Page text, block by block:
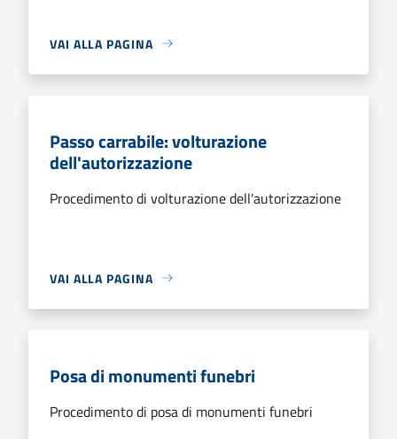
VAI ALLA PAGINA
Passo carrabile: volturazione
dell'autorizzazione
Procedimento di volturazione dell'autorizzazione
VAI ALLA PAGINA
Posa di monumenti funebri
Procedimento di posa di monumenti funebri